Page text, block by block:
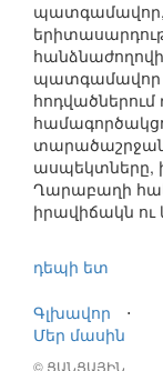
պատգամավոր,
պատգամավոր
ասպեկտները,
Ղարաբաղի
իրավիճակն
դեպի ետ
Գլխավոր
⋅
Մեր մասին
© ՑԱՆՑԱՅԻՆ